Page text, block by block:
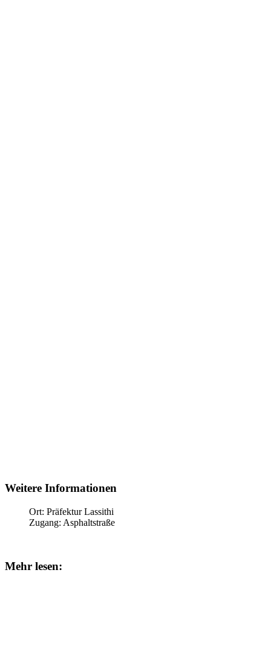
Weitere Informationen
Ort: Präfektur Lassithi
Zugang: Asphaltstraße
Mehr lesen: